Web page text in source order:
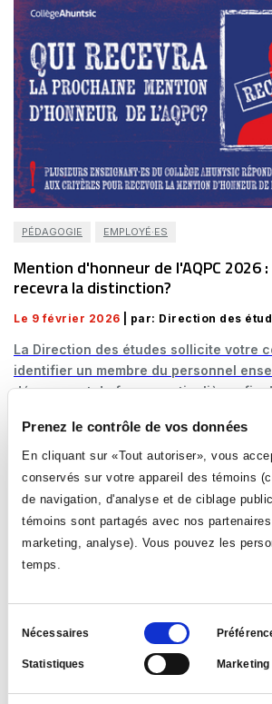
Prenez le contrôle de vos données
En cliquant sur «Tout autoriser», vous
conservés sur votre appareil des témoins
de navigation, d'analyse et de ciblage
témoins sont partagés avec nos
marketing, analyse). Vous pouvez les
temps.
Sélection
consentement
Nécessaires
Statistiques Marketing
PÉDAGOGIE EMPLOYÉ·ES
Mention d'honneur de l'AQPC 2026
recevra la distinction?
Le 9 février 2026 | par: Direction des
La Direction des études sollicite votre
identifier un membre du personnel
démarquant de façon particulière afin
l’AQPC.
LIRE LA NOUVELLE